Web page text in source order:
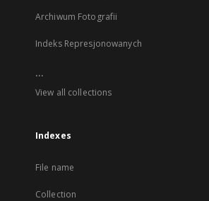
Archiwum Fotografii
Indeks Represjonowanych
...
View all collections
Indexes
File name
Collection